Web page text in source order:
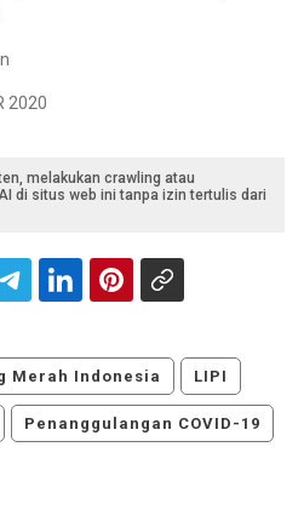
2020
melakukan crawling atau
di situs web ini tanpa izin tertulis dari
Merah Indonesia LIPI
Penanggulangan COVID-19